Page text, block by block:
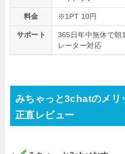
料金 ※1PT 10円
サポート
365日年中無休で朝
レーター対応
みちゃっと3chatのメリ
正直レビュー